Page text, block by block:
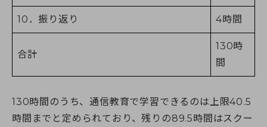
10．振り返り 4時間
合計
130時
間
130時間のうち、通信教育で学習できるのは上限40.5
時間までと定められており、残りの89.5時間はスクー